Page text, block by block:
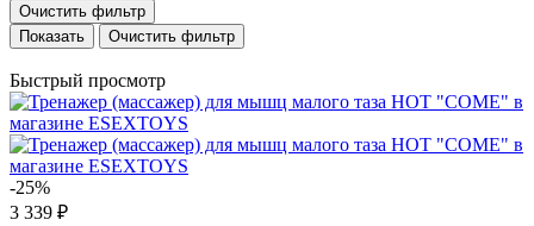
Очистить фильтр
Очистить фильтр
Быстрый просмотр
-25%
3 339 ₽